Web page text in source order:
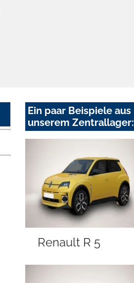
Ein paar Beispiele aus
unserem Zentrallager:
Renault R 5